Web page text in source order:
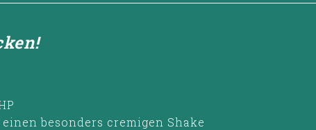
besonders cremigen Shake